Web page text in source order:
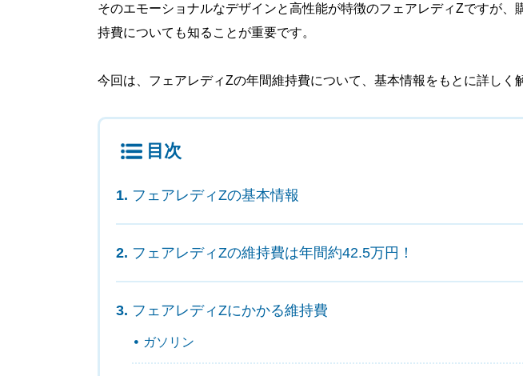
そのエモーショナルなデザインと高性能が特徴のフェアレディZですが、
持費についても知ることが重要です。
今回は、フェアレディZの年間維持費について、基本情報をもとに詳しく
目次
フェアレディZの基本情報
フェアレディZの維持費は年間約42.5万円！
フェアレディZにかかる維持費
ガソリン